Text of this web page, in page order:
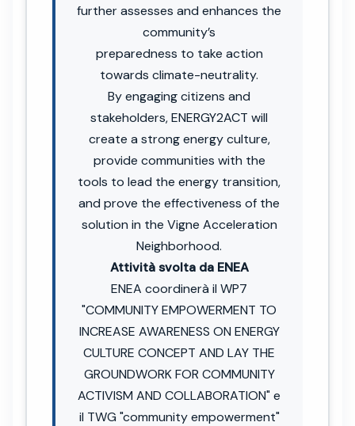
further assesses and enhances the
community’s
preparedness to take action
towards climate-neutrality.
By engaging citizens and
stakeholders, ENERGY2ACT will
create a strong energy culture,
provide communities with the
tools to lead the energy transition,
and prove the effectiveness of the
solution in the Vigne Acceleration
Neighborhood.
Attività svolta da ENEA
ENEA coordinerà il WP7
"COMMUNITY EMPOWERMENT TO
INCREASE AWARENESS ON ENERGY
CULTURE CONCEPT AND LAY THE
GROUNDWORK FOR COMMUNITY
ACTIVISM AND COLLABORATION" e
il TWG "community empowerment"